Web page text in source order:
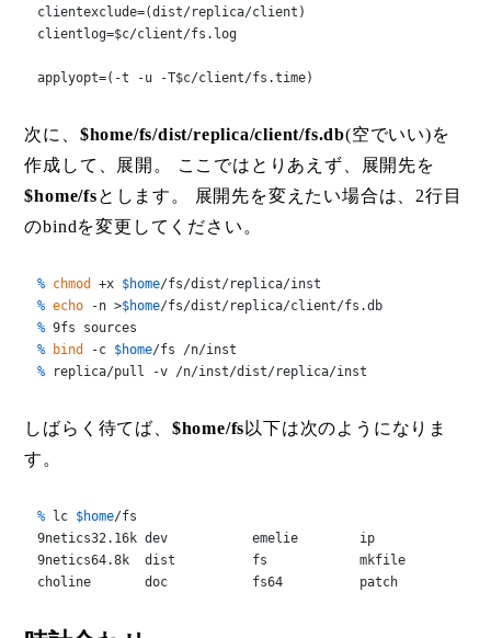
clientexclude=(dist/replica/client)
clientlog=$c/client/fs.log
applyopt=(-t -u -T$c/client/fs.time)
次に、 $home/fs/dist/replica/client/fs.db(空でいい)を
作成して、展開。 ここではとりあえず、展開先を
$home/fsとします。 展開先を変えたい場合は、2行目
のbindを変更してください。
% chmod +x $home/fs/dist/replica/inst
% echo -n >$home/fs/dist/replica/client/fs.db
% 9fs sources
%
bind -c $home/fs /n/inst
%
replica/pull -v /n/inst/dist/replica/inst
しばらく待てば、 $home/fs 以下は次のようになりま
す。
% lc $home/fs
9netics32.16k dev           emelie        ip            pc
9netics64.8k  dist          fs            mkfile
choline       doc           fs64          patch         run